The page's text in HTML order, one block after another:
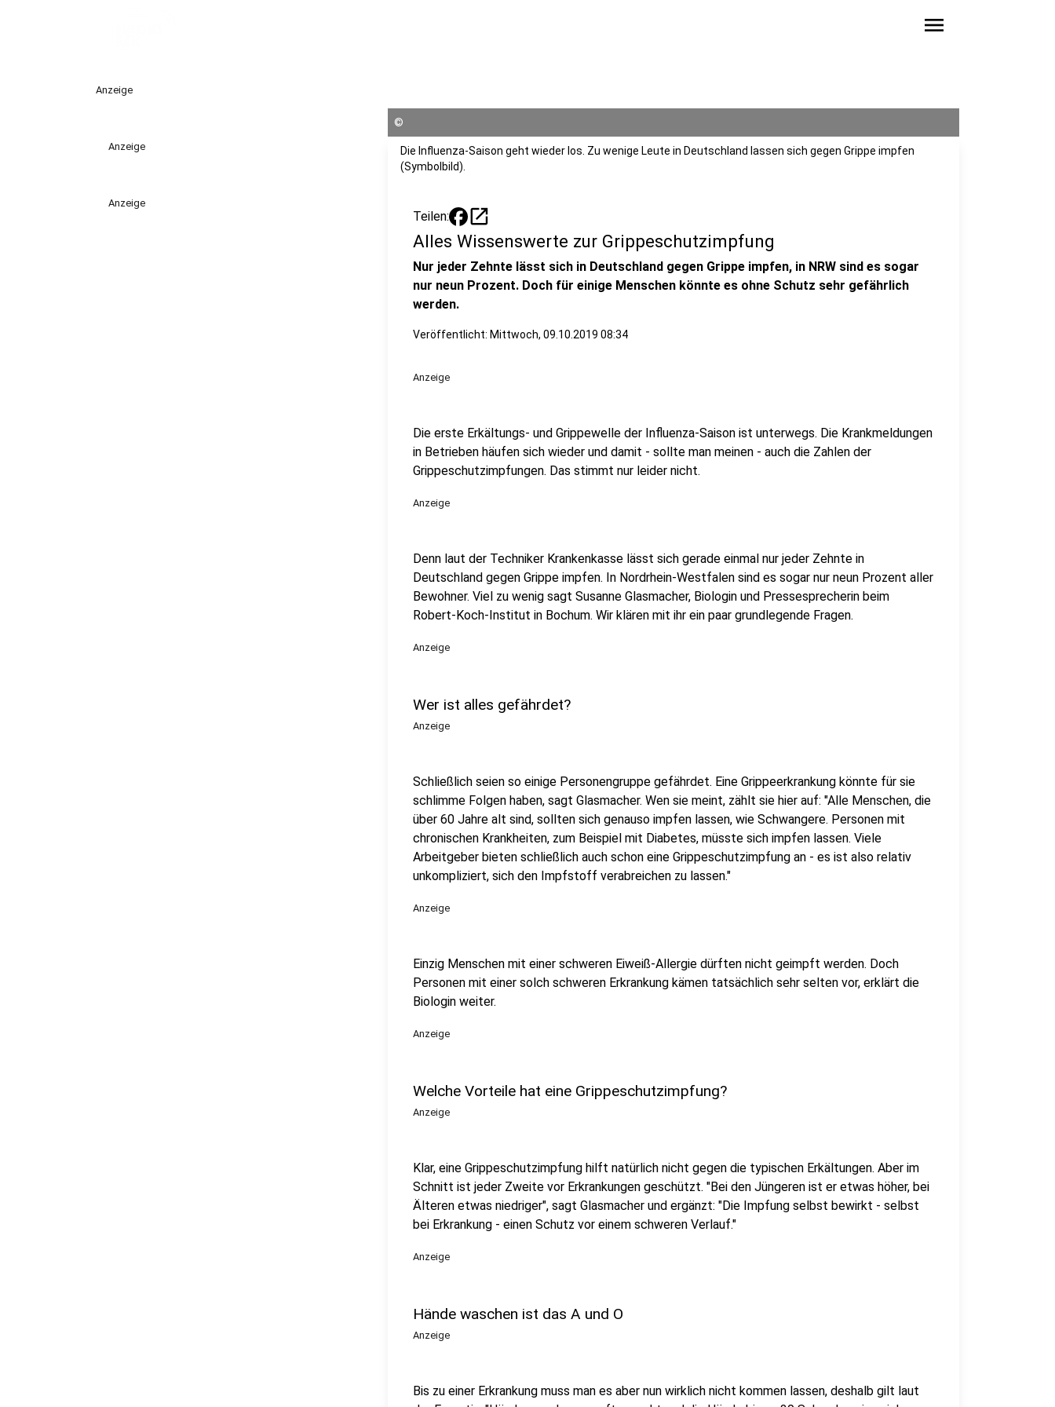
menu
Anzeige
Anzeige
Anzeige
©
Die Influenza-Saison geht wieder los. Zu wenige Leute in Deutschland lassen sich gegen Grippe impfen
(Symbolbild).
Teilen: open_in_new
Alles Wissenswerte zur Grippeschutzimpfung
Nur jeder Zehnte lässt sich in Deutschland gegen Grippe impfen, in NRW sind es sogar
nur neun Prozent. Doch für einige Menschen könnte es ohne Schutz sehr gefährlich
werden.
Veröffentlicht: Mittwoch, 09.10.2019 08:34
Anzeige
Die erste Erkältungs- und Grippewelle der Influenza-Saison ist unterwegs. Die Krankmeldungen
in Betrieben häufen sich wieder und damit - sollte man meinen - auch die Zahlen der
Grippeschutzimpfungen. Das stimmt nur leider nicht.
Anzeige
Denn laut der Techniker Krankenkasse lässt sich gerade einmal nur jeder Zehnte in
Deutschland gegen Grippe impfen. In Nordrhein-Westfalen sind es sogar nur neun Prozent aller
Bewohner. Viel zu wenig sagt Susanne Glasmacher, Biologin und Pressesprecherin beim
Robert-Koch-Institut in Bochum. Wir klären mit ihr ein paar grundlegende Fragen.
Anzeige
Wer ist alles gefährdet?
Anzeige
Schließlich seien so einige Personengruppe gefährdet. Eine Grippeerkrankung könnte für sie
schlimme Folgen haben, sagt Glasmacher. Wen sie meint, zählt sie hier auf: "Alle Menschen, die
über 60 Jahre alt sind, sollten sich genauso impfen lassen, wie Schwangere. Personen mit
chronischen Krankheiten, zum Beispiel mit Diabetes, müsste sich impfen lassen. Viele
Arbeitgeber bieten schließlich auch schon eine Grippeschutzimpfung an - es ist also relativ
unkompliziert, sich den Impfstoff verabreichen zu lassen."
Anzeige
Einzig Menschen mit einer schweren Eiweiß-Allergie dürften nicht geimpft werden. Doch
Personen mit einer solch schweren Erkrankung kämen tatsächlich sehr selten vor, erklärt die
Biologin weiter.
Anzeige
Welche Vorteile hat eine Grippeschutzimpfung?
Anzeige
Klar, eine Grippeschutzimpfung hilft natürlich nicht gegen die typischen Erkältungen. Aber im
Schnitt ist jeder Zweite vor Erkrankungen geschützt. "Bei den Jüngeren ist er etwas höher, bei
Älteren etwas niedriger", sagt Glasmacher und ergänzt: "Die Impfung selbst bewirkt - selbst
bei Erkrankung - einen Schutz vor einem schweren Verlauf."
Anzeige
Hände waschen ist das A und O
Anzeige
Bis zu einer Erkrankung muss man es aber nun wirklich nicht kommen lassen, deshalb gilt laut